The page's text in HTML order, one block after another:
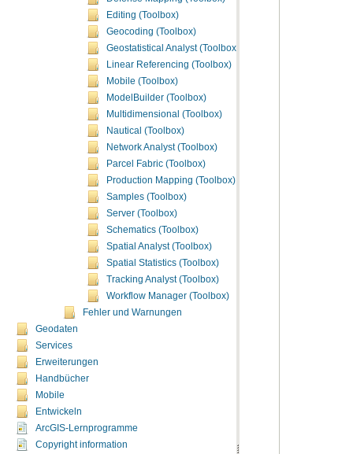
Editing (Toolbox)
Geocoding (Toolbox)
Geostatistical Analyst (Toolbox)
Linear Referencing (Toolbox)
Mobile (Toolbox)
ModelBuilder (Toolbox)
Multidimensional (Toolbox)
Nautical (Toolbox)
Network Analyst (Toolbox)
Parcel Fabric (Toolbox)
Production Mapping (Toolbox)
Samples (Toolbox)
Server (Toolbox)
Schematics (Toolbox)
Spatial Analyst (Toolbox)
Spatial Statistics (Toolbox)
Tracking Analyst (Toolbox)
Workflow Manager (Toolbox)
Fehler und Warnungen
Geodaten
Services
Erweiterungen
Handbücher
Mobile
Entwickeln
ArcGIS-Lernprogramme
Copyright information